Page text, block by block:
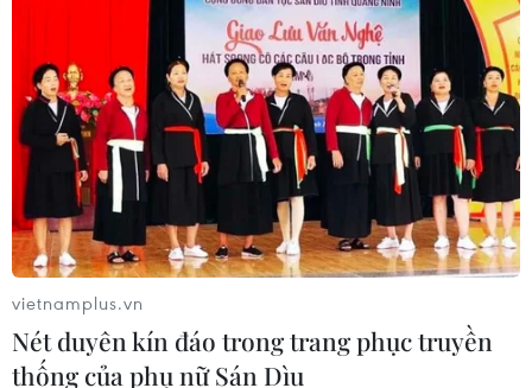
vietnamplus.vn
Nét duyên kín đáo trong trang phục truyền
thống của phụ nữ Sán Dìu